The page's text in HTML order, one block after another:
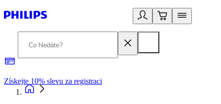
Získejte 10% slevu za registraci